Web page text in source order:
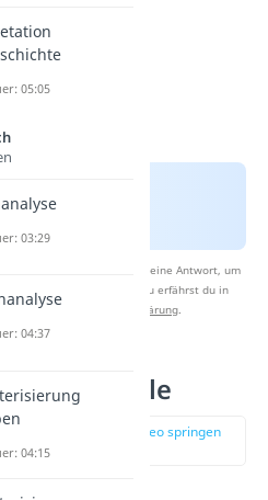
speichern wir deine Antwort, um
zu verbessern. Mehr dazu erfährst du in
unserer Datenschutzerklärung.
– Merkmale
zur Stelle im Video springen
05:05
03:29
04:37
04:15